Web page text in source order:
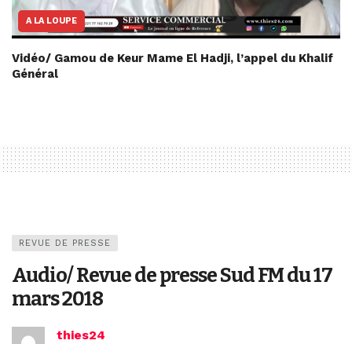
A LA LOUPE
Vidéo/ Gamou de Keur Mame El Hadji, l’appel du Khalif
Général
REVUE DE PRESSE
Audio/ Revue de presse Sud FM du 17
mars 2018
thies24